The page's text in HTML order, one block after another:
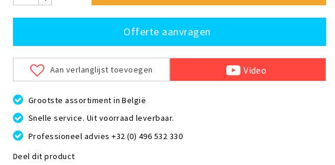
Offerte aanvragen
Aan verlanglijst toevoegen Video
Grootste assortiment in België
Snelle service. Uit voorraad leverbaar.
Professioneel advies +32 (0) 496 532 330
Deel dit product